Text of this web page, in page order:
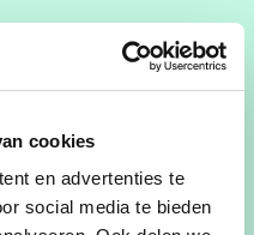
cookies
en advertenties te
social media te bieden
2019 staat hij aan
waar hij een centrale
Met de lijstcd&v